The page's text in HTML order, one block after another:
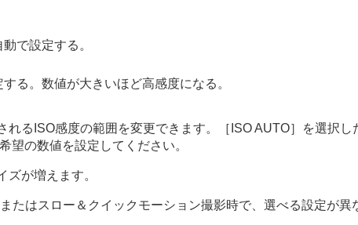
る
止画/動画）
限定
速限界
る
を使う（連写/セルフタイマー）
機能
画を撮影する
で設定する。
る。数値が大きいほど高感度になる。
れるISO感度の範囲を変更できます。 ［ISO AUTO］ を選択し
望の数値を設定してください。
ズが増えます。
たはスロー＆クイックモーション撮影時で、選べる設定が異